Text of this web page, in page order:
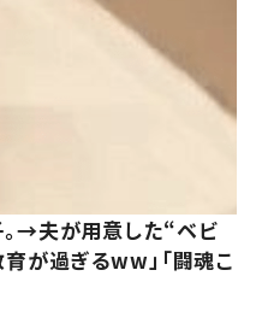
→夫が用意した“ベビ
が過ぎるww」「闘魂こ